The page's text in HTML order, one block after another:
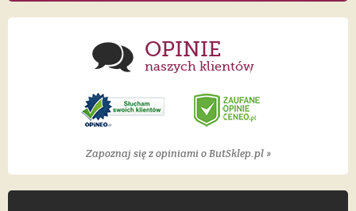
OPINIE
naszych klientów
Zapoznaj się z opiniami o ButSklep.pl »